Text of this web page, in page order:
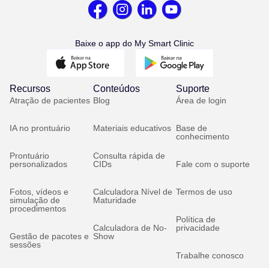
Baixe o app do My Smart Clinic
Recursos
Atração de pacientes
IA no prontuário
Prontuário
personalizados
Fotos, vídeos e
simulação de
procedimentos
Gestão de pacotes e
sessões
Conteúdos
Blog
Materiais educativos
Consulta rápida de
CIDs
Calculadora Nível de
Maturidade
Calculadora de No-
Show
Suporte
Área de login
Base de
conhecimento
Fale com o suporte
Termos de uso
Política de
privacidade
Trabalhe conosco